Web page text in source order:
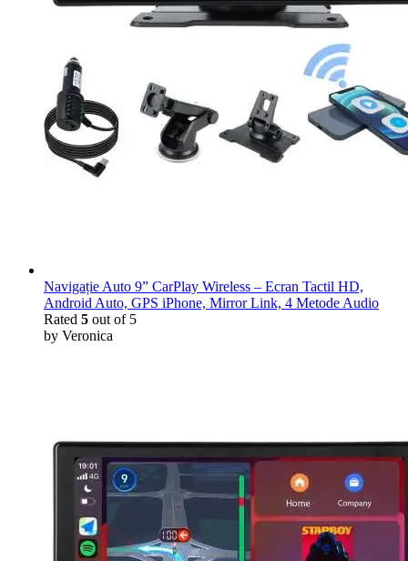
Navigație Auto 9” CarPlay Wireless – Ecran Tactil HD,
Android Auto, GPS iPhone, Mirror Link, 4 Metode Audio
Rated 5 out of 5
by Veronica